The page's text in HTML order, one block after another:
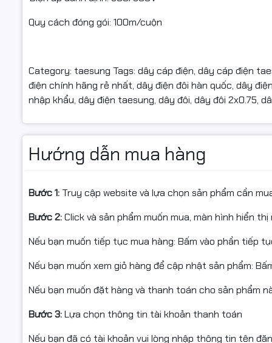
Quy cách đóng gói: 100m/cuộn
Category: taesung Tags: dây cáp điện, dây cáp điện
điện chính hãng rẻ nhất, dây điện đôi hàn quốc, dây
nhập khẩu, dây điện taesung, dây đôi, dây đôi 2x0.75,
Hướng dẫn mua hàng
Bước 1: Truy cập website và lựa chọn sản phẩm cần
Bước 2:Click và sản phẩm muốn mua, màn hình hiển
Nếu bạn muốn tiếp tục mua hàng: Bấm vào phần tiếp
Nếu bạn muốn xem giỏ hàng để cập nhật sản phẩm:
Nếu bạn muốn đặt hàng và thanh toán cho sản phẩm
Bước 3:Lựa chọn thông tin tài khoản thanh toán
Nếu bạn đã có tài khoản vui lòng nhập thông tin tên